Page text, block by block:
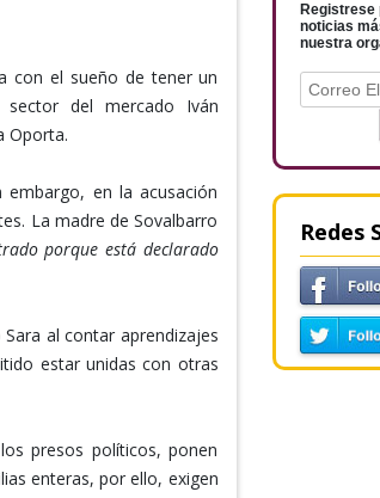
con el sueño de tener un
sector del mercado Iván
Oporta.
en la acusación
La madre de Sovalbarro
porque está declarado
Sara al contar aprendizajes
estar unidas con otras
presos políticos, ponen
enteras, por ello, exigen
Registrese
noticias
nuestra
Redes